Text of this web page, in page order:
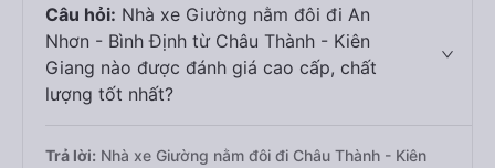
Câu hỏi: Nhà xe Giường nằm đôi đi An
Nhơn - Bình Định từ Châu Thành - Kiên
Giang nào được đánh giá cao cấp, chất
lượng tốt nhất?
Trả lời: Nhà xe Giường nằm đôi đi Châu Thành - Kiên